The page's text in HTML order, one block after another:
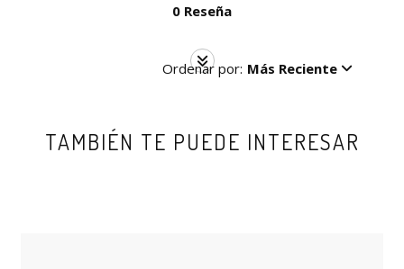
0 Reseña
Ordenar por: Más Reciente
TAMBIÉN TE PUEDE INTERESAR